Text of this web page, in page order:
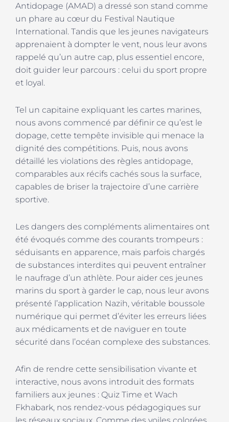
Antidopage (AMAD) a dressé son stand comme
un phare au cœur du Festival Nautique
International. Tandis que les jeunes navigateurs
apprenaient à dompter le vent, nous leur avons
rappelé qu’un autre cap, plus essentiel encore,
doit guider leur parcours : celui du sport propre
et loyal.
Tel un capitaine expliquant les cartes marines,
nous avons commencé par définir ce qu’est le
dopage, cette tempête invisible qui menace la
dignité des compétitions. Puis, nous avons
détaillé les violations des règles antidopage,
comparables aux récifs cachés sous la surface,
capables de briser la trajectoire d’une carrière
sportive.
Les dangers des compléments alimentaires ont
été évoqués comme des courants trompeurs :
séduisants en apparence, mais parfois chargés
de substances interdites qui peuvent entraîner
le naufrage d’un athlète. Pour aider ces jeunes
marins du sport à garder le cap, nous leur avons
présenté l’application Nazih, véritable boussole
numérique qui permet d’éviter les erreurs liées
aux médicaments et de naviguer en toute
sécurité dans l’océan complexe des substances.
Afin de rendre cette sensibilisation vivante et
interactive, nous avons introduit des formats
familiers aux jeunes : Quiz Time et Wach
Fkhabark, nos rendez-vous pédagogiques sur